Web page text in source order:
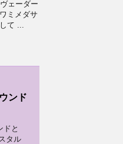
ェーダー
ミメダサ
て ...
ンド
ドと
タル